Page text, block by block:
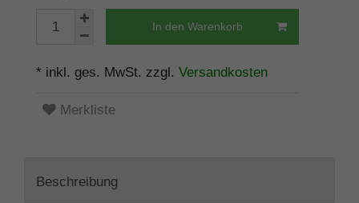
In den Warenkorb
* inkl. ges. MwSt. zzgl. Versandkosten
Merkliste
Beschreibung